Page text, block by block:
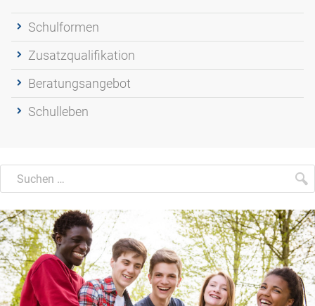
Schulformen
Zusatzqualifikation
Beratungsangebot
Schulleben
Suche
Suchen